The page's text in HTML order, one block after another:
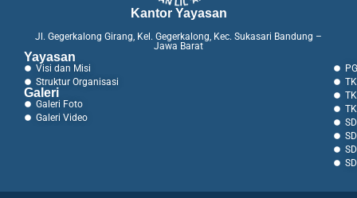
Kantor Yayasan
Jl. Gegerkalong Girang, Kel. Gegerkalong, Kec. Sukasari Bandung –
Jawa Barat
Yayasan
Visi dan Misi
Struktur Organisasi
Galeri
Galeri Foto
Galeri Video